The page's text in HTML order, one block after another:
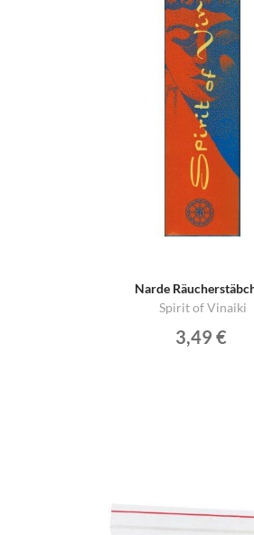
Narde
Spirit of Vinaiki
3,49 €